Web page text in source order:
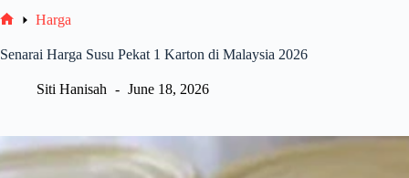
Harga
Senarai Harga Susu Pekat 1 Karton di Malaysia 2026
Siti Hanisah June 18, 2026